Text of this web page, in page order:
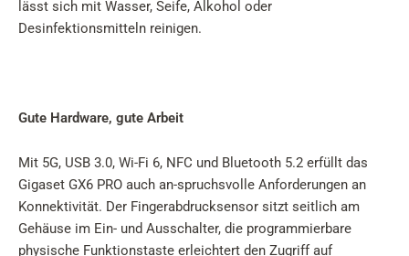
lässt sich mit Wasser, Seife, Alkohol oder
Desinfektionsmitteln reinigen.
Gute Hardware, gute Arbeit
Mit 5G, USB 3.0, Wi-Fi 6, NFC und Bluetooth 5.2 erfüllt das
Gigaset GX6 PRO auch an-spruchsvolle Anforderungen an
Konnektivität. Der Fingerabdrucksensor sitzt seitlich am
Gehäuse im Ein- und Ausschalter, die programmierbare
physische Funktionstaste erleichtert den Zugriff auf